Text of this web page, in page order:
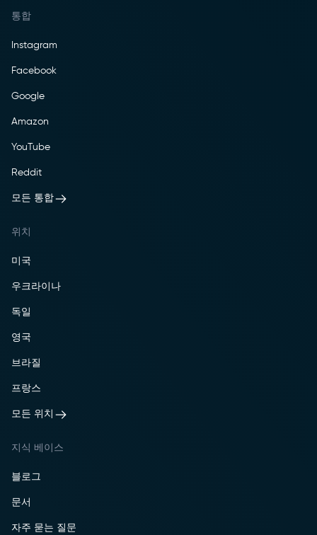
통합
Instagram
Facebook
Google
Amazon
YouTube
Reddit
모든 통합
위치
미국
우크라이나
독일
영국
브라질
프랑스
모든 위치
지식 베이스
블로그
문서
자주 묻는 질문